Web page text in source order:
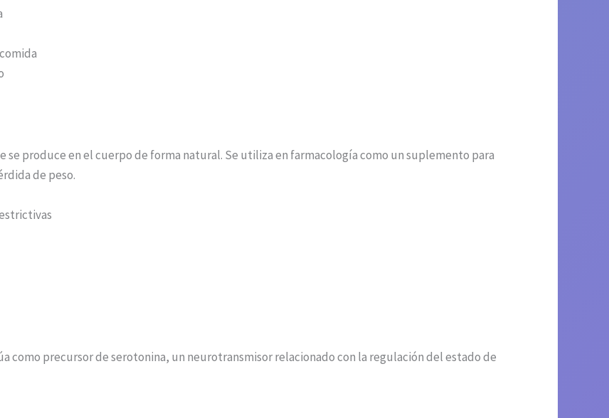
se produce en el cuerpo de forma natural. Se utiliza en farmacología como un suplemento para
de peso.
como precursor de serotonina, un neurotransmisor relacionado con la regulación del estado de